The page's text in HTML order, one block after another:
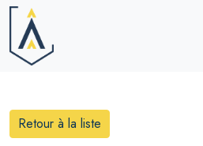
Retour à la liste